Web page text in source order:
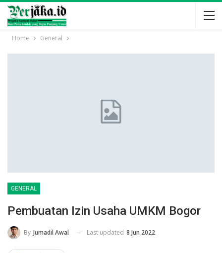
Home General
GENERAL
Pembuatan Izin Usaha UMKM Bogor
By Jumadil Awal Last updated 8 Jun 2022